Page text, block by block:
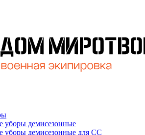
уборы демисезонные
уборы демисезонные для СС